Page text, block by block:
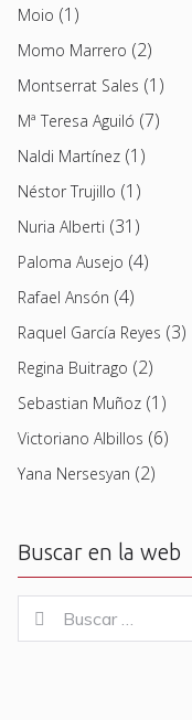
Moio (1)
Momo Marrero (2)
Montserrat Sales (1)
Mª Teresa Aguiló (7)
Naldi Martínez (1)
Néstor Trujillo (1)
Nuria Alberti (31)
Paloma Ausejo (4)
Rafael Ansón (4)
Raquel García Reyes (3)
Regina Buitrago (2)
Sebastian Muñoz (1)
Victoriano Albillos (6)
Yana Nersesyan (2)
Buscar en la web
for:
Buscar